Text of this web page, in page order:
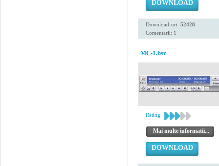
DOWNLOAD
Download-uri: 52428
Comentarii: 1
MC-1.bsz
Rating:
Mai multe informatii...
DOWNLOAD